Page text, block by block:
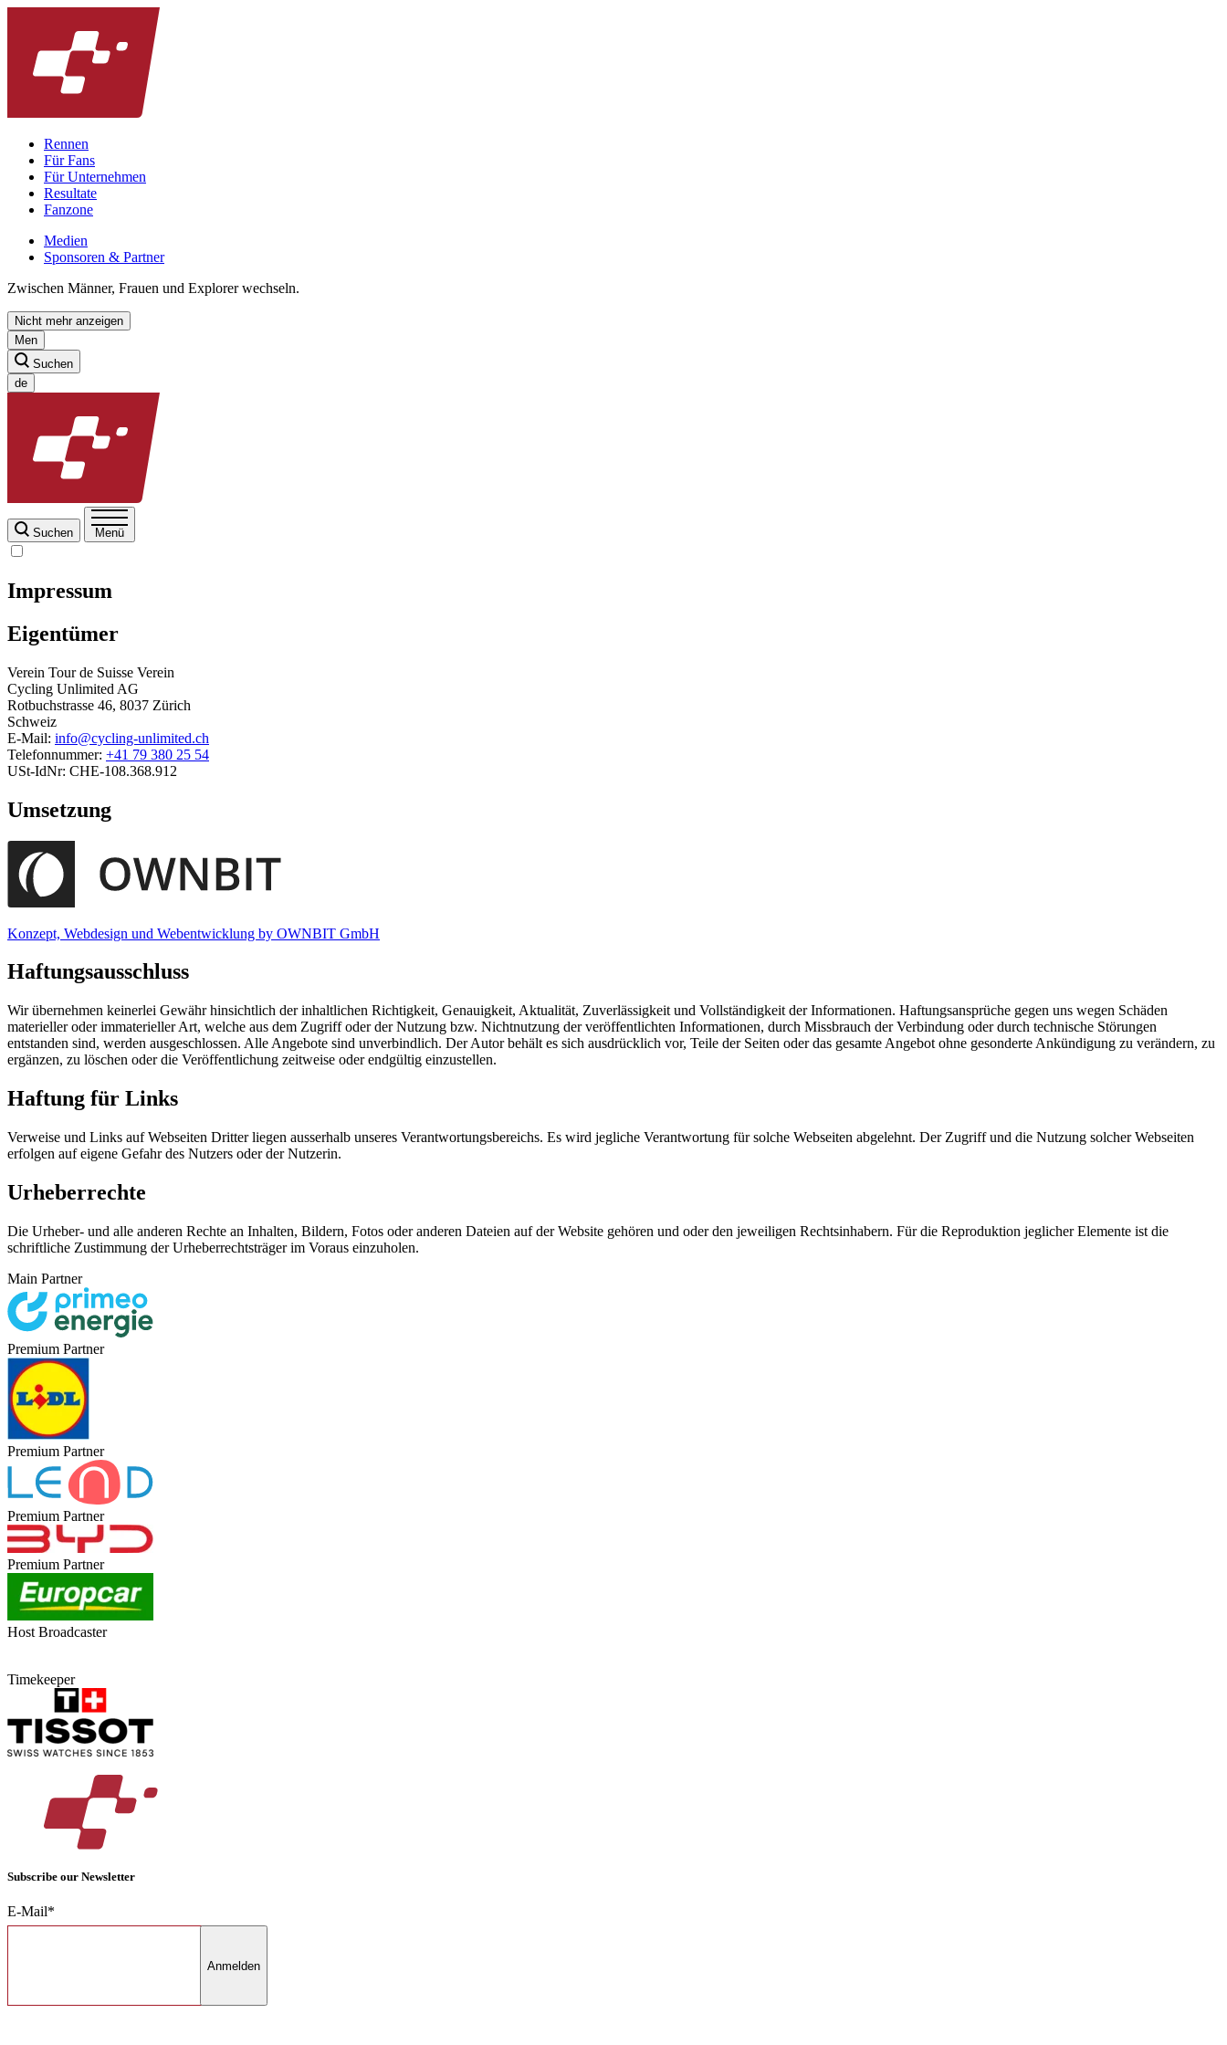
Rennen
Für Fans
Für Unternehmen
Resultate
Fanzone
Medien
Sponsoren & Partner
Zwischen Männer, Frauen und Explorer wechseln.
Nicht mehr anzeigen
Men
Suchen
de
Suchen Menü
Impressum
Eigentümer
Verein Tour de Suisse Verein
Cycling Unlimited AG
Rotbuchstrasse 46, 8037 Zürich
Schweiz
E-Mail: info@cycling-unlimited.ch
Telefonnummer: +41 79 380 25 54
USt-IdNr: CHE-108.368.912
Umsetzung
Konzept, Webdesign und Webentwicklung by OWNBIT GmbH
Haftungsausschluss
Wir übernehmen keinerlei Gewähr hinsichtlich der inhaltlichen Richtigkeit, Genauigkeit, Aktualität, Zuverlässigkeit und Vollständigkeit der Informationen. Haftungsansprüche gegen uns wegen Schäden
materieller oder immaterieller Art, welche aus dem Zugriff oder der Nutzung bzw. Nichtnutzung der veröffentlichten Informationen, durch Missbrauch der Verbindung oder durch technische Störungen
entstanden sind, werden ausgeschlossen. Alle Angebote sind unverbindlich. Der Autor behält es sich ausdrücklich vor, Teile der Seiten oder das gesamte Angebot ohne gesonderte Ankündigung zu verändern, zu
ergänzen, zu löschen oder die Veröffentlichung zeitweise oder endgültig einzustellen.
Haftung für Links
Verweise und Links auf Webseiten Dritter liegen ausserhalb unseres Verantwortungsbereichs. Es wird jegliche Verantwortung für solche Webseiten abgelehnt. Der Zugriff und die Nutzung solcher Webseiten
erfolgen auf eigene Gefahr des Nutzers oder der Nutzerin.
Urheberrechte
Die Urheber- und alle anderen Rechte an Inhalten, Bildern, Fotos oder anderen Dateien auf der Website gehören und oder den jeweiligen Rechtsinhabern. Für die Reproduktion jeglicher Elemente ist die
schriftliche Zustimmung der Urheberrechtsträger im Voraus einzuholen.
Main Partner
Premium Partner
Premium Partner
Premium Partner
Premium Partner
Host Broadcaster
Timekeeper
Subscribe our Newsletter
E-Mail*
Anmelden